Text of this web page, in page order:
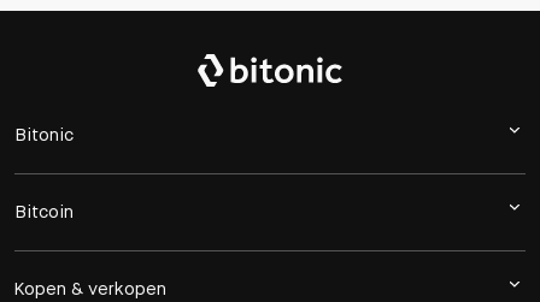
Bitonic
Bitcoin
Kopen & verkopen